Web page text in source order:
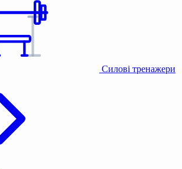
Силові тренажери